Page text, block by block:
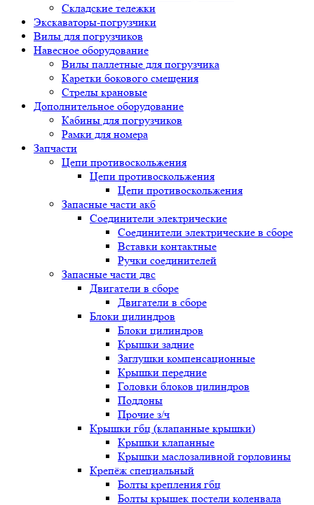
Складские тележки
Экскаваторы-погрузчики
Вилы для погрузчиков
Навесное оборудование
Вилы паллетные для погрузчика
Каретки бокового смещения
Стрелы крановые
Дополнительное оборудование
Кабины для погрузчиков
Рамки для номера
Запчасти
Цепи противоскольжения
Цепи противоскольжения
Цепи противоскольжения
Запасные части акб
Соединители электрические
Соединители электрические в сборе
Вставки контактные
Ручки соединителей
Запасные части двс
Двигатели в сборе
Двигатели в сборе
Блоки цилиндров
Блоки цилиндров
Крышки задние
Заглушки компенсационные
Крышки передние
Головки блоков цилиндров
Поддоны
Прочие з/ч
Крышки гбц (клапанные крышки)
Крышки клапанные
Крышки маслозаливной горловины
Крепёж специальный
Болты крепления гбц
Болты крышек постели коленвала